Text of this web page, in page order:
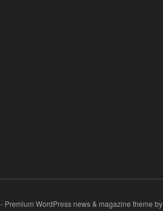
- Premium WordPress news & magazine theme by